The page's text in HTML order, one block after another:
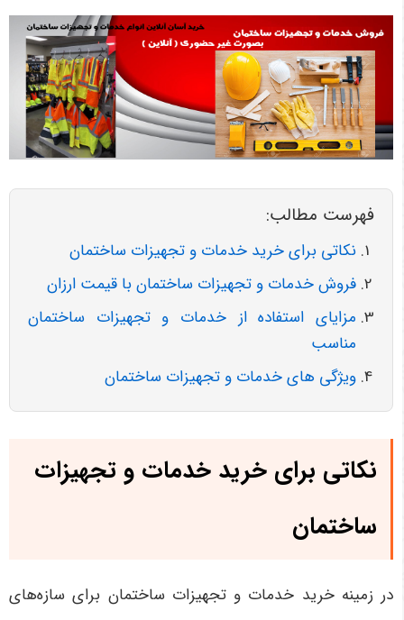
فهرست مطالب:
نکاتی برای خرید خدمات و تجهیزات ساختمان
فروش خدمات و تجهیزات ساختمان با قیمت ارزان
مزایای استفاده از خدمات و تجهیزات ساختمان
مناسب
ویژگی های خدمات و تجهیزات ساختمان
نکاتی برای خرید خدمات و تجهیزات
ساختمان
در زمینه خرید خدمات و تجهیزات ساختمان برای سازه‌های